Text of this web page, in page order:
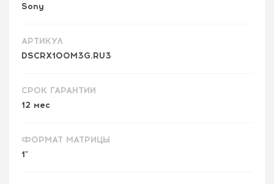
Sony
АРТИКУЛ
DSCRX100M3G.RU3
СРОК ГАРАНТИИ
12 мес
ФОРМАТ МАТРИЦЫ
1"